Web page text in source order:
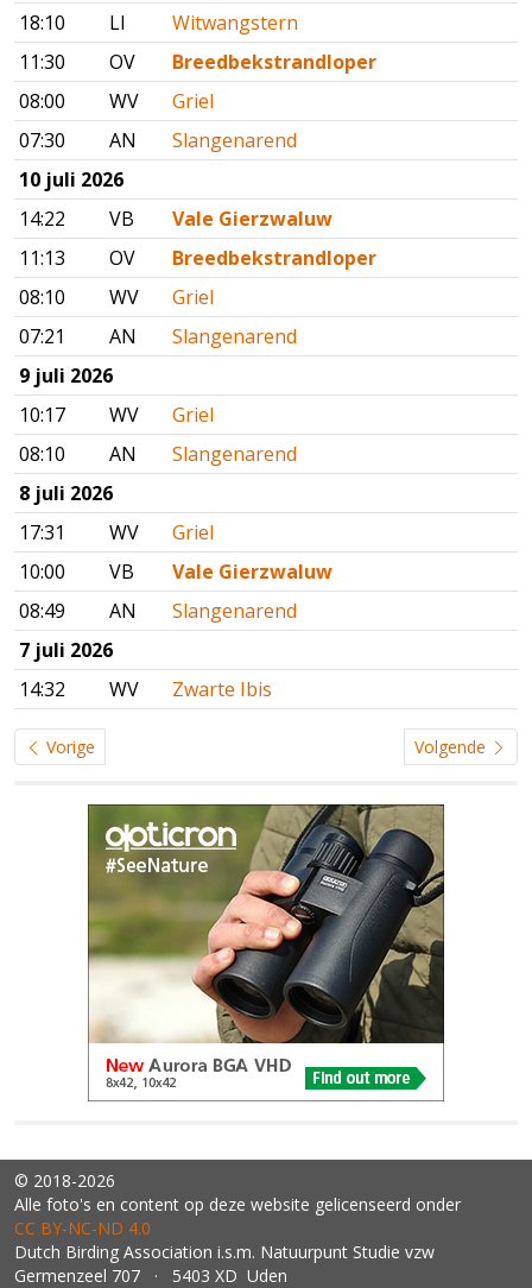
18:10
LI
Witwangstern
11:30
OV
Breedbekstrandloper
08:00
WV
Griel
07:30
AN
Slangenarend
10 juli 2026
14:22
VB
Vale Gierzwaluw
11:13
OV
Breedbekstrandloper
08:10
WV
Griel
07:21
AN
Slangenarend
9 juli 2026
10:17
WV
Griel
08:10
AN
Slangenarend
8 juli 2026
17:31
WV
Griel
10:00
VB
Vale Gierzwaluw
08:49
AN
Slangenarend
7 juli 2026
14:32
WV Zwarte Ibis
Vorige Volgende
© 2018-2026
Alle foto's en content op deze website gelicenseerd onder
CC BY‑NC‑ND 4.0
Dutch Birding Association i.s.m. Natuurpunt Studie vzw
Germenzeel 707 · 5403 XD Uden